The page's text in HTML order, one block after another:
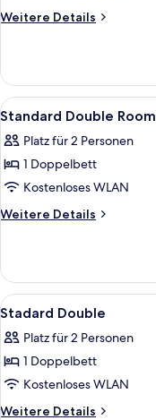
Weitere Details
Weitere
(Ondol)
Alle
Fotos
für
Standard
Double
Room
8
Standard Double Room
Platz für 2 Personen
1 Doppelbett
Kostenloses WLAN
Weitere Details
Weitere
Double
Room
Alle
Fotos
für
Stadard
Double
anzeigen
10
Stadard Double
Platz für 2 Personen
1 Doppelbett
Kostenloses WLAN
Weitere Details
Weitere